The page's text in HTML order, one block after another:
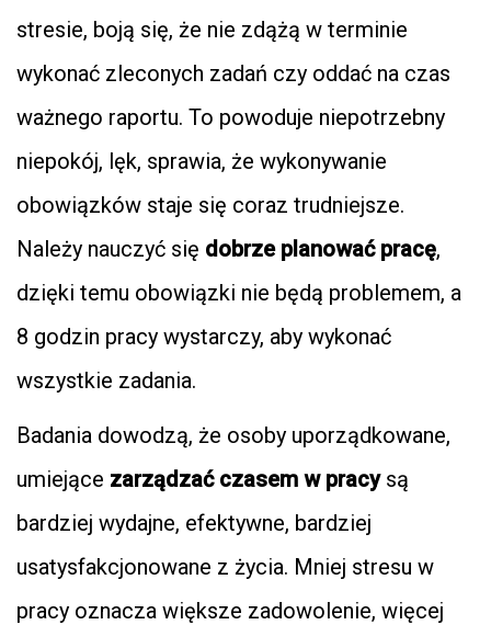
stresie, boją się, że nie zdążą w terminie
wykonać zleconych zadań czy oddać na czas
ważnego raportu. To powoduje niepotrzebny
niepokój, lęk, sprawia, że wykonywanie
obowiązków staje się coraz trudniejsze.
Należy nauczyć się dobrze planować pracę,
dzięki temu obowiązki nie będą problemem, a
8 godzin pracy wystarczy, aby wykonać
wszystkie zadania.
Badania dowodzą, że osoby uporządkowane,
umiejące zarządzać czasem w pracysą
bardziej wydajne, efektywne, bardziej
usatysfakcjonowane z życia. Mniej stresu w
pracy oznacza większe zadowolenie, więcej